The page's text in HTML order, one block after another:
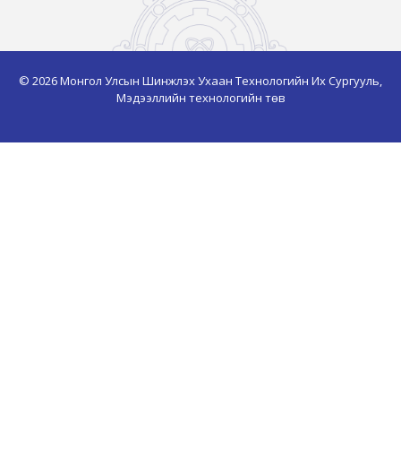
© 2026 Монгол Улсын Шинжлэх Ухаан Технологийн Их Сургууль,
Мэдээллийн технологийн төв